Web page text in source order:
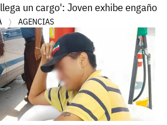
un cargo': Joven exhibe engaño
AGENCIAS